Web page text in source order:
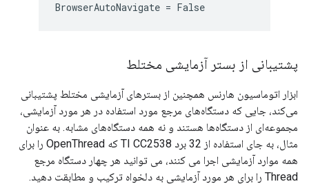
BrowserAutoNavigate = False
پشتیبانی از بستر آزمایشی مختلط
ابزار اتوماسیون هارنس همچنین از بسترهای آزمایشی مختلط پشتیبانی
می‌کند، جایی که دستگاه‌های مرجع مورد استفاده در هر مورد آزمایشی،
مجموعه‌ای از دستگاه‌ها هستند و نه همه دستگاه‌های مشابه. به عنوان
مثال، به جای استفاده از 32 برد TI CC2538 که OpenThread را برای
همه موارد آزمایشی اجرا می کنند، می توانید هر چهار دستگاه مرجع
Thread را برای هر مورد آزمایشی به دلخواه ترکیب و مطابقت دهید.